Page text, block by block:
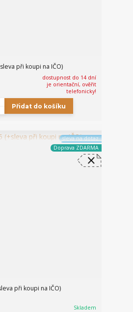
při koupi na IČO)
dostupnost do 14 dní
je orientační, ověřit
telefonicky!
Přidat do košíku
sleva na dotaz
Doprava ZDARMA
při koupi na IČO)
Skladem